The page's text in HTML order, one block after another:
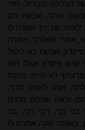
הבדלה והבדיל. חזר
אחר, ועכשיו הם
לאחר שבירך אמרה לו
אמרי שאלתך. אמרה
ועכשיו בא ליטול
פיקדון אצלו הוא
לא הייתי נותנת
אותו לאותו חדר,
וראה שניהם מתים
בני, רבַי רבַי, בני
באותה שעה אמרה לו